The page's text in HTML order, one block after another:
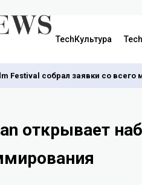
TechКультура
Festival собрал заявки со всего
открывает